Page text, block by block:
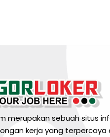
merupakan sebuah situs
kerja yang terpercaya